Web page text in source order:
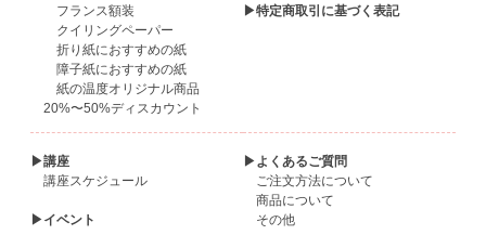
フランス額装
クイリングペーパー
折り紙におすすめの紙
障子紙におすすめの紙
紙の温度オリジナル商品
20%〜50%ディスカウント
▶特定商取引に基づく表記
▶講座
講座スケジュール
▶イベント
▶よくあるご質問
ご注文方法について
商品について
その他